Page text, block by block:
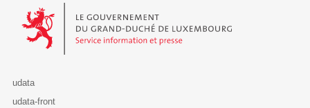
Le Gouvernement du Grand-Duché de Luxembourg - Service
udata
udata-front